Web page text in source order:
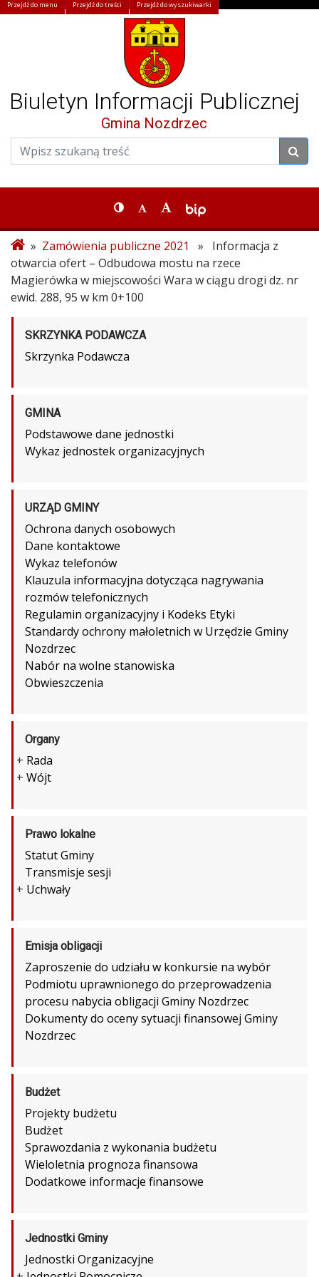
Przejdź do menu Przejdź do treści Przejdź do wyszukiwarki
Biuletyn Informacji Publicznej
Gmina Nozdrzec
» Zamówienia publiczne 2021
» Informacja z
otwarcia ofert – Odbudowa mostu na rzece
Magierówka w miejscowości Wara w ciągu drogi dz. nr
ewid. 288, 95 w km 0+100
SKRZYNKA PODAWCZA
Skrzynka Podawcza
GMINA
Podstawowe dane jednostki
Wykaz jednostek organizacyjnych
URZĄD GMINY
Ochrona danych osobowych
Dane kontaktowe
Wykaz telefonów
Klauzula informacyjna dotycząca nagrywania
rozmów telefonicznych
Regulamin organizacyjny i Kodeks Etyki
Standardy ochrony małoletnich w Urzędzie Gminy
Nozdrzec
Nabór na wolne stanowiska
Obwieszczenia
Organy
+ Rada
+ Wójt
Prawo lokalne
Statut Gminy
Transmisje sesji
+ Uchwały
Emisja obligacji
Zaproszenie do udziału w konkursie na wybór
Podmiotu uprawnionego do przeprowadzenia
procesu nabycia obligacji Gminy Nozdrzec
Dokumenty do oceny sytuacji finansowej Gminy
Nozdrzec
Budżet
Projekty budżetu
Budżet
Sprawozdania z wykonania budżetu
Wieloletnia prognoza finansowa
Dodatkowe informacje finansowe
Jednostki Gminy
Jednostki Organizacyjne